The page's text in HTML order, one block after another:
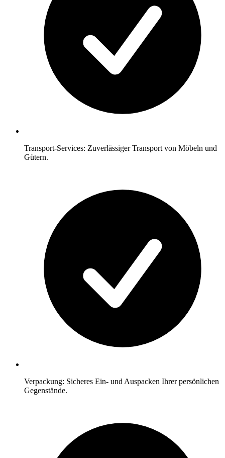
Transport-Services: Zuverlässiger Transport von Möbeln und
Gütern.
Verpackung: Sicheres Ein- und Auspacken Ihrer persönlichen
Gegenstände.